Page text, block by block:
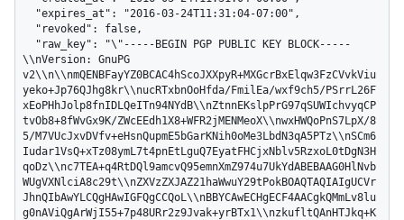
\\nVersion: GnuPG
v2\\n\\nmQENBFayYZ0BCAC4hScoJXXpyR+MXGcrBxElqw3FzCVvkViu
yeko+Jp76QJhg8kr\\nucRTxbnOoHfda/FmilEa/wxf9ch5/PSrrL26F
xEoPHhJolp8fnIDLQeITn94NYdB\\nZtnnEKslpPrG97qSUWIchvyqCP
tvOb8+8fWvGx9K/ZWcEEdh1X8+WFR2jMENMeoX\\nwxHWQoPnS7LpX/8
5/M7VUcJxvDVfv+eHsnQupmE5bGarKNih0oMe3LbdN3qA5PTz\\nSCm6
Iudar1VsQ+xTz08ymL7t4pnEtLguQ7EyatFHCjxNblv5RzxoL0tDgN3H
qoDz\\nc7TEA+q4RtDQl9amcvQ95emnXmZ974u7UkYdABEBAAG0HlNvb
WUgVXNlciA8c29t\\nZXVzZXJAZ21haWwuY29tPokBOAQTAQIAIgUCVr
JhnQIbAwYLCQgHAwIGFQgCCQoL\\nBBYCAwECHgECF4AACgkQMmLv8lu
g0nAViQgArWjI55+7p48URr2z9Jvak+yrBTx1\\nzkufltQAnHTJkq+K